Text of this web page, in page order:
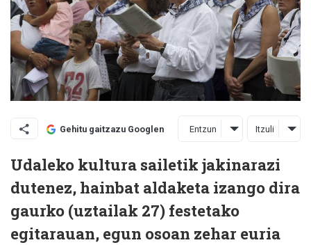
Gehitu gaitzazu Googlen Entzun Itzuli
Udaleko kultura sailetik jakinarazi
dutenez, hainbat aldaketa izango dira
gaurko (uztailak 27) festetako
egitarauan, egun osoan zehar euria